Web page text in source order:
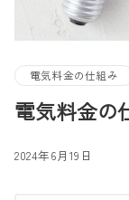
電気料金の仕組み
電気料金の
2024年6月19日